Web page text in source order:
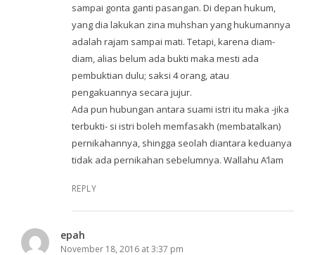
sampai gonta ganti pasangan. Di depan hukum,
yang dia lakukan zina muhshan yang hukumannya
adalah rajam sampai mati. Tetapi, karena diam-
diam, alias belum ada bukti maka mesti ada
pembuktian dulu; saksi 4 orang, atau
pengakuannya secara jujur.
Ada pun hubungan antara suami istri itu maka -jika
terbukti- si istri boleh memfasakh (membatalkan)
pernikahannya, shingga seolah diantara keduanya
tidak ada pernikahan sebelumnya. Wallahu A’lam
REPLY
epah
November 18, 2016 at 3:37 pm